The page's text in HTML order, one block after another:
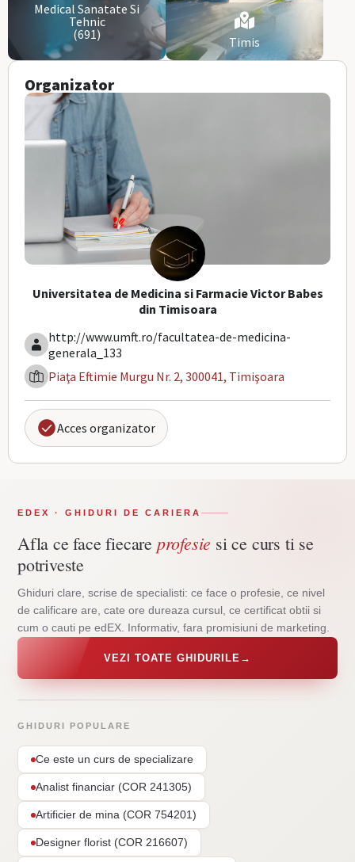
Organizator
Universitatea de Medicina si Farmacie Victor Babes
din Timisoara
http://www.umft.ro/facultatea-de-medicina-
generala_133
Piaţa Eftimie Murgu Nr. 2, 300041, Timişoara
Acces organizator
Medical Sanatate Si
Tehnic
(691)
Timis
EDEX · GHIDURI DE CARIERA
Afla ce face fiecare profesie si ce curs ti se
potriveste
Ghiduri clare, scrise de specialisti: ce face o profesie, ce nivel
de calificare are, cate ore dureaza cursul, ce certificat obtii si
cum o cauti pe edEX. Informativ, fara promisiuni de marketing.
VEZI TOATE GHIDURILE →
GHIDURI POPULARE
Ce este un curs de specializare
Analist financiar (COR 241305)
Artificier de mina (COR 754201)
Designer florist (COR 216607)